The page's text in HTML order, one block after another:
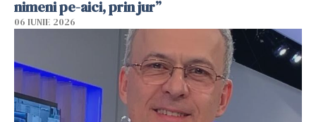
nimeni pe-aici, prin jur”
06 IUNIE 2026